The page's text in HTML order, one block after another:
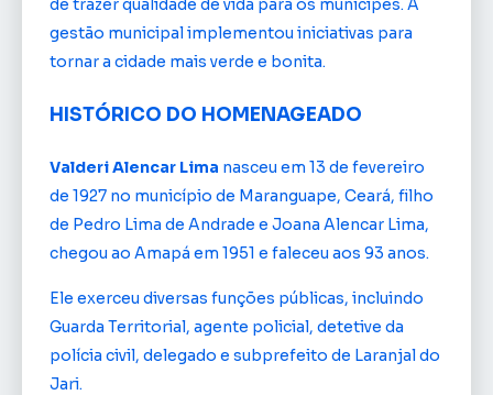
de trazer qualidade de vida para os munícipes. A
gestão municipal implementou iniciativas para
tornar a cidade mais verde e bonita.
HISTÓRICO DO HOMENAGEADO
Valderi Alencar Lima nasceu em 13 de fevereiro
de 1927 no município de Maranguape, Ceará, filho
de Pedro Lima de Andrade e Joana Alencar Lima,
chegou ao Amapá em 1951 e faleceu aos 93 anos.
Ele exerceu diversas funções públicas, incluindo
Guarda Territorial, agente policial, detetive da
polícia civil, delegado e subprefeito de Laranjal do
Jari.